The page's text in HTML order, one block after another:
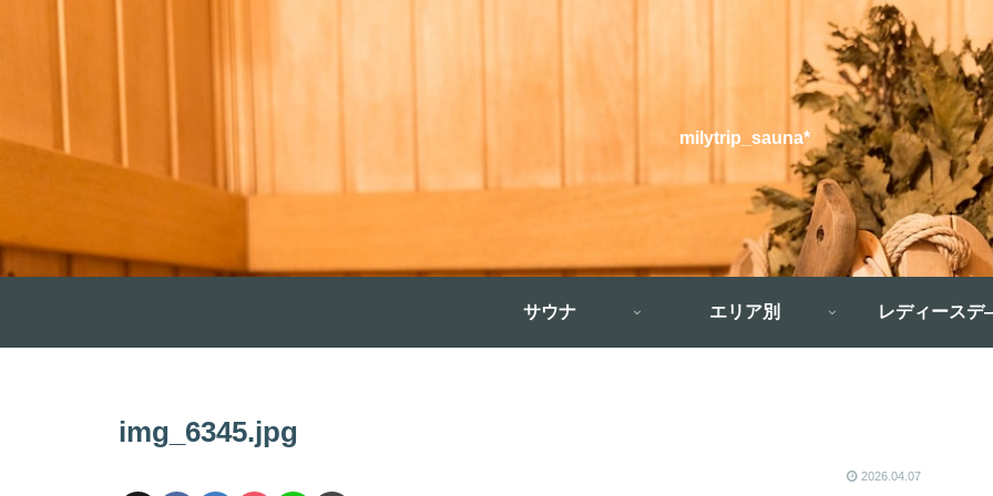
milytrip_sauna*
サウナ エリア別 レディース
img_6345.jpg
2026.04.07